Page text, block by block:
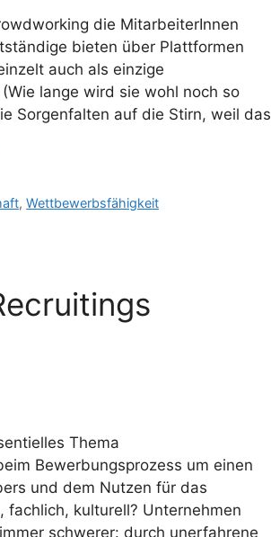
die MitarbeiterInnen
bieten über Plattformen
auch als einzige
lange wird sie wohl noch so
Sorgenfalten auf die Stirn, weil das
,Wettbewerbsfähigkeit
Thema
Bewerbungsprozess um einen
und dem Nutzen für das
fachlich, kulturell? Unternehmen
schwerer: durch unerfahrene